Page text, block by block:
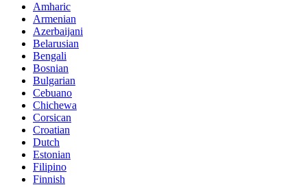
Amharic
Armenian
Azerbaijani
Belarusian
Bengali
Bosnian
Bulgarian
Cebuano
Chichewa
Corsican
Croatian
Dutch
Estonian
Filipino
Finnish